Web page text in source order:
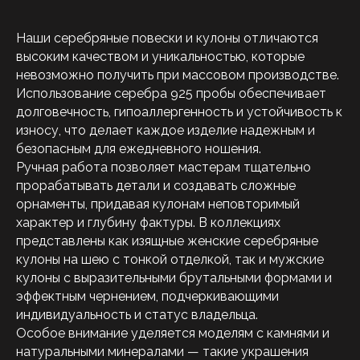
Наши серебряные повески и кулоны отличаются
высоким качеством и уникальностью, которые
невозможно получить при массовом производстве.
Использование серебра 925 пробы обеспечивает
долговечность, гипоаллергенность и устойчивость к
износу, что делает каждое изделие надежным и
безопасным для ежедневного ношения.
Ручная работа позволяет мастерам тщательно
прорабатывать детали и создавать сложные
орнаменты, придавая кулонам неповторимый
характер и глубину фактуры. В коллекциях
представлены как изящные женские серебряные
кулоны на шею с тонкой отделкой, так и мужские
кулоны с выразительными брутальными формами и
эффектным чернением, подчеркивающими
индивидуальность и статус владельца.
Особое внимание уделяется моделям с камнями и
натуральными минералами — такие украшения